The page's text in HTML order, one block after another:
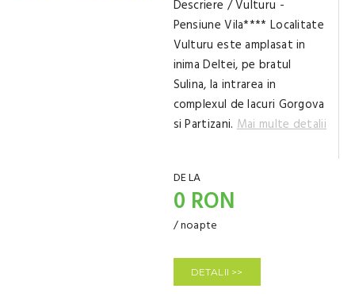
Descriere / Vulturu -
Pensiune Vila**** Localitate
Vulturu este amplasat in
inima Deltei, pe bratul
Sulina, la intrarea in
complexul de lacuri Gorgova
si Partizani. Mai multe detalii
DE LA
0 RON
/ noapte
DETALII >>